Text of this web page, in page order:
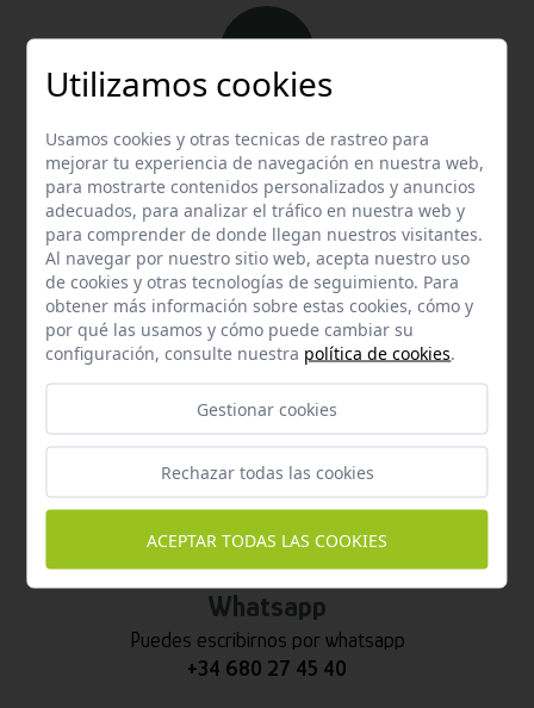
Email
Contacta con nosotros vía email
hola@welovemascotas.com
Teléfono
Contacta con nosotros a través del teléfono
Whatsapp
Puedes escribirnos por whatsapp
+34 680 27 45 40
Utilizamos cookies
Usamos cookies y otras tecnicas de rastreo para
mejorar tu experiencia de navegación en nuestra web,
para mostrarte contenidos personalizados y anuncios
adecuados, para analizar el tráfico en nuestra web y
para comprender de donde llegan nuestros visitantes.
Al navegar por nuestro sitio web, acepta nuestro uso
de cookies y otras tecnologías de seguimiento. Para
obtener más información sobre estas cookies, cómo y
por qué las usamos y cómo puede cambiar su
configuración, consulte nuestra política de cookies.
Gestionar cookies
Rechazar todas las cookies
ACEPTAR TODAS LAS COOKIES